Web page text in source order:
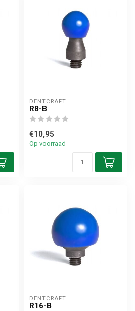
DENTCRAFT
R8-B
€10,95
Op voorraad
DENTCRAFT
R16-B